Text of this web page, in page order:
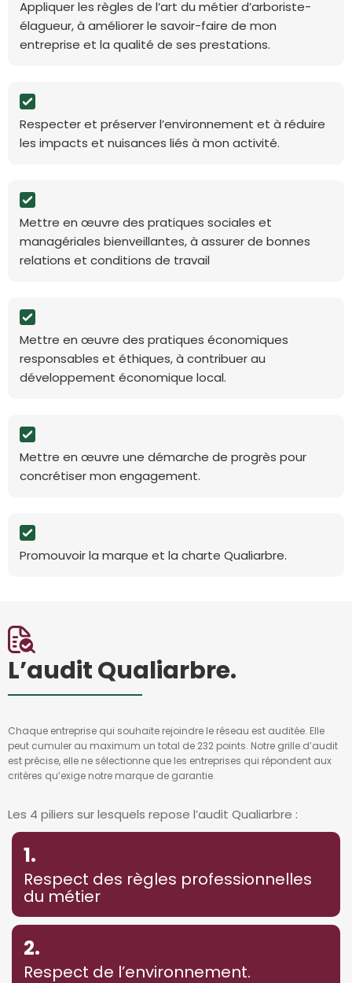
Appliquer les règles de l’art du métier d’arboriste-
élagueur, à améliorer le savoir-faire de mon
entreprise et la qualité de ses prestations.
Respecter et préserver l’environnement et à réduire
les impacts et nuisances liés à mon activité.
Mettre en œuvre des pratiques sociales et
managériales bienveillantes, à assurer de bonnes
relations et conditions de travail
Mettre en œuvre des pratiques économiques
responsables et éthiques, à contribuer au
développement économique local.
Mettre en œuvre une démarche de progrès pour
concrétiser mon engagement.
Promouvoir la marque et la charte Qualiarbre.
L’audit Qualiarbre.
Chaque entreprise qui souhaite rejoindre le réseau est auditée. Elle
peut cumuler au maximum un total de 232 points. Notre grille d’audit
est précise, elle ne sélectionne que les entreprises qui répondent aux
critères qu’exige notre marque de garantie.
Les 4 piliers sur lesquels repose l’audit Qualiarbre :
1.
Respect des règles professionnelles
du métier
2.
Respect de l’environnement.